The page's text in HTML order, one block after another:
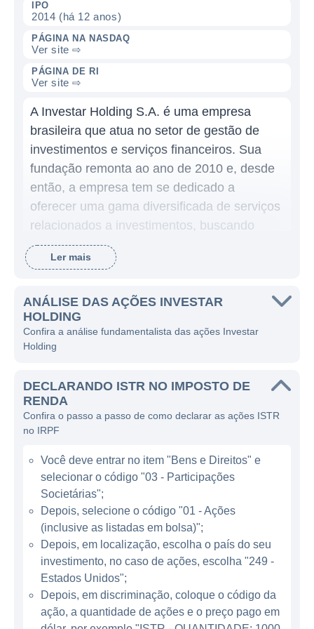
IPO
2014 (há 12 anos)
PÁGINA NA NASDAQ
Ver site ⇨
PÁGINA DE RI
Ver site ⇨
A Investar Holding S.A. é uma empresa
brasileira que atua no setor de gestão de
investimentos e serviços financeiros. Sua
fundação remonta ao ano de 2010 e, desde
então, a empresa tem se dedicado a
oferecer uma gama diversificada de serviços
relacionados a investimentos, buscando
atender tanto investidores individuais quanto
instituições financeiras. O foco principal da
de investimento, incluindo fundos de
investimento, além de serviços de
consultoria financeira e assessoria de
A Investar se destaca no mercado financeiro
por sua estratégia de diversificação de
investimentos e pela oferta de soluções que
clientes. A empresa busca constantemente
identificar oportunidades no mercado e, para
isso, conta com uma equipe de profissionais
qualificados que atuam na análise e seleção
de ativos. Seu modelo de negócios é
fundamentado na premissa de que uma
gestão ativa e bem-informada pode
proporcionar melhores retornos aos seus
investidores.
Ler mais
ANÁLISE DAS AÇÕES INVESTAR
HOLDING
Confira a análise fundamentalista das ações Investar
Holding
DECLARANDO ISTR NO IMPOSTO DE
RENDA
Confira o passo a passo de como declarar as ações ISTR
no IRPF
Você deve entrar no item "Bens e Direitos" e
selecionar o código "03 - Participações
Societárias";
Depois, selecione o código "01 - Ações
(inclusive as listadas em bolsa)";
Depois, em localização, escolha o país do seu
investimento, no caso de ações, escolha "249 -
Estados Unidos";
Depois, em discriminação, coloque o código da
ação, a quantidade de ações e o preço pago em